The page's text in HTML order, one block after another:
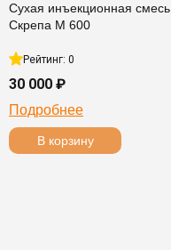
Сухая инъекционная смесь
Скрепа М 600
Рейтинг: 0
30 000 ₽
Подробнее
В корзину